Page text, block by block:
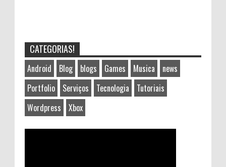
CATEGORIAS!
Android Blog blogs Games Musica
news
Portfolio
Serviços Tecnologia
Tutoriais
Wordpress
Xbox